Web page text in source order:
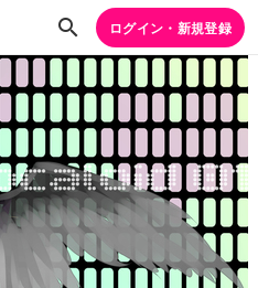
ログイン・新規登録